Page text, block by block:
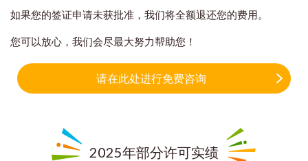
如果您的签证申请未获批准，我们将全额退还您的费用。
您可以放心，我们会尽最大努力帮助您！
请在此处进行免费咨询
2025年部分许可实绩